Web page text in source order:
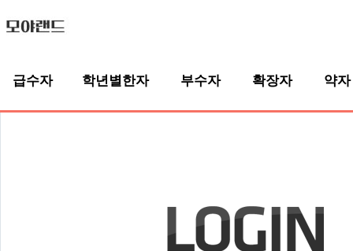
급수자 학년별한자 부수자 확장자 약자